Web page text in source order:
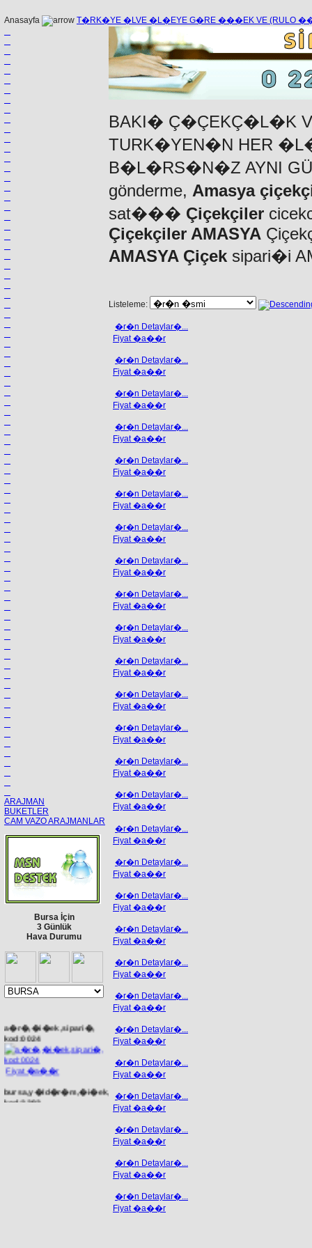
Anasayfa T�RK�YE �LVE �L�EYE G�RE ���EK VE (RULO
ARAJMAN
BUKETLER
CAM VAZO ARAJMANLAR
Bursa İçin
3 Günlük
Hava Durumu
a�r�,�i�ek,sipari�,
kod:0024
Fiyat �a��r
bursa,y�ld�r�m,�i�ek,sipari�,
kod:3393
BAKI� Ç�ÇEKÇ�L�K
TURK�YEN�N HER
B�L�RS�N�Z AYNI
gönderme, Amasya
sat��� Çiçekçiler
Çiçekçiler AMASYA
AMASYA Çiçek sipari�i
Listeleme:
�r�n Detaylar�...
Fiyat �a��r
�r�n Detaylar�...
Fiyat �a��r
�r�n Detaylar�...
Fiyat �a��r
�r�n Detaylar�...
Fiyat �a��r
�r�n Detaylar�...
Fiyat �a��r
�r�n Detaylar�...
Fiyat �a��r
�r�n Detaylar�...
Fiyat �a��r
�r�n Detaylar�...
Fiyat �a��r
�r�n Detaylar�...
Fiyat �a��r
�r�n Detaylar�...
Fiyat �a��r
�r�n Detaylar�...
Fiyat �a��r
�r�n Detaylar�...
Fiyat �a��r
�r�n Detaylar�...
Fiyat �a��r
�r�n Detaylar�...
Fiyat �a��r
�r�n Detaylar�...
Fiyat �a��r
�r�n Detaylar�...
Fiyat �a��r
�r�n Detaylar�...
Fiyat �a��r
�r�n Detaylar�...
Fiyat �a��r
�r�n Detaylar�...
Fiyat �a��r
�r�n Detaylar�...
Fiyat �a��r
�r�n Detaylar�...
Fiyat �a��r
�r�n Detaylar�...
Fiyat �a��r
�r�n Detaylar�...
Fiyat �a��r
�r�n Detaylar�...
Fiyat �a��r
�r�n Detaylar�...
Fiyat �a��r
�r�n Detaylar�...
Fiyat �a��r
�r�n Detaylar�...
Fiyat �a��r